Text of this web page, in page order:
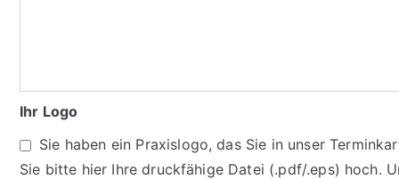
Ihr Logo
Sie haben ein Praxislogo, das Sie in unser
Sie bitte hier Ihre druckfähige Datei (.pdf/.eps) hoch.